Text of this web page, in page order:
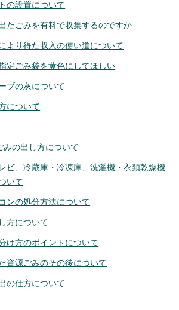
の設置について
たごみを有料で収集するのですか
より得た収入の使い道について
定ごみ袋を黄色にしてほしい
ブの灰について
について
みの出し方について
ビ、冷蔵庫・冷凍庫、洗濯機・衣類乾燥機
いて
ンの処分方法について
方について
け方のポイントについて
資源ごみのその後について
の仕方について